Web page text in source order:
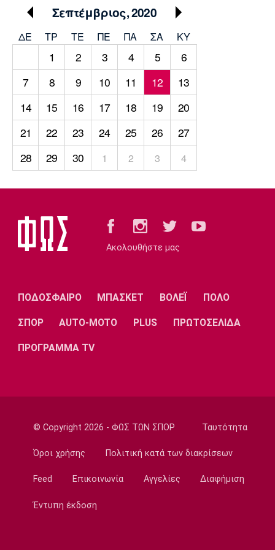
Πολιτισμός
Τραγούδια
Cine Spot
Running
Media
Παρασκήνιο
Πρόγραμμα TV
Μπαρτσελόνα
Ρεάλ
Μαδρίτης
Ατλέτικο
Μαδρίτης
Γιουνάιτεντ
Ίντερ
Μπορούσια
Ντόρτμουντ
Παρί Σεν
Ζερμέν
Μαρσέιγ
Σεπτέμβριος, 2020
ΔΕ ΤΡ TΕ ΠΕ ΠΑ ΣΑ ΚΥ
1 2 3 4 5
6
7
8 9 10 11 12
13
14
15 16 17 18 19
20
21
22 23 24 25 26
27
28
29 30 1 2 3 4
Ακολουθήστε μας
ΠΟΔΟΣΦΑΙΡΟ ΜΠΑΣΚΕΤ ΒΟΛΕΪ ΠΟΛΟ
ΣΠΟΡ AUTO-MOTO PLUS ΠΡΩΤΟΣΕΛΙΔΑ
ΠΡΟΓΡΑΜΜΑ TV
© Copyright 2026 - ΦΩΣ ΤΩΝ ΣΠΟΡ Ταυτότητα
Όροι χρήσης Πολιτική κατά των διακρίσεων
Feed Επικοινωνία Αγγελίες Διαφήμιση
Έντυπη έκδοση